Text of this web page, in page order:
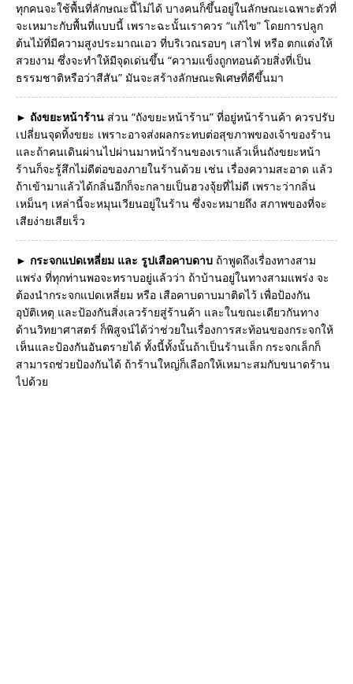
ทุกคนจะใช้พื้นที่ลักษณะนี้ไม่ได้ บางคนก็ขึ้นอยู่ในลักษณะเฉพาะตัวที่
จะเหมาะกับพื้นที่แบบนี้ เพราะฉะนั้นเราควร “แก้ไข” โดยการปลูก
ต้นไม้ที่มีความสูงประมาณเอว ที่บริเวณรอบๆ เสาไฟ หรือ ตกแต่งให้
สวยงาม ซึ่งจะทำให้มีจุดเด่นขึ้น “ความแข็งถูกทอนด้วยสิ่งที่เป็น
ธรรมชาติหรือว่าสีสัน” มันจะสร้างลักษณะพิเศษที่ดีขึ้นมา
► ถังขยะหน้าร้าน ส่วน “ถังขยะหน้าร้าน” ที่อยู่หน้าร้านค้า ควรปรับ
เปลี่ยนจุดทิ้งขยะ เพราะอาจส่งผลกระทบต่อสุขภาพของเจ้าของร้าน
และถ้าคนเดินผ่านไปผ่านมาหน้าร้านของเราแล้วเห็นถังขยะหน้า
ร้านก็จะรู้สึกไม่ดีต่อของภายในร้านด้วย เช่น เรื่องความสะอาด แล้ว
ถ้าเข้ามาแล้วได้กลิ่นอีกก็จะกลายเป็นฮวงจุ้ยที่ไม่ดี เพราะว่ากลิ่น
เหม็นๆ เหล่านี้จะหมุนเวียนอยู่ในร้าน ซึ่งจะหมายถึง สภาพของที่จะ
เสียง่ายเสียเร็ว
► กระจกแปดเหลี่ยม และ รูปเสือคาบดาบ ถ้าพูดถึงเรื่องทางสาม
แพร่ง ที่ทุกท่านพอจะทราบอยู่แล้วว่า ถ้าบ้านอยู่ในทางสามแพร่ง จะ
ต้องนำกระจกแปดเหลี่ยม หรือ เสือคาบดาบมาติดไว้ เพื่อป้องกัน
อุบัติเหตุ และป้องกันสิ่งเลวร้ายสู่ร้านค้า และในขณะเดียวกันทาง
ด้านวิทยาศาสตร์ ก็พิสูจน์ได้ว่าช่วยในเรื่องการสะท้อนของกระจกให้
เห็นและป้องกันอันตรายได้ ทั้งนี้ทั้งนั้นถ้าเป็นร้านเล็ก กระจกเล็กก็
สามารถช่วยป้องกันได้ ถ้าร้านใหญ่ก็เลือกให้เหมาะสมกับขนาดร้าน
ไปด้วย